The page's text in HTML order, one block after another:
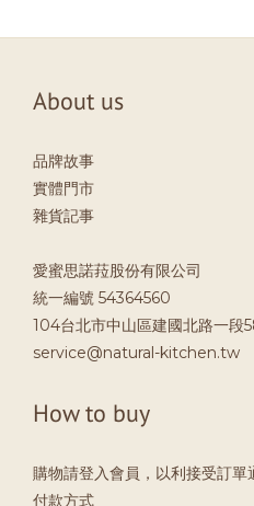
About us
品牌故事
實體門市
雜貨記事
愛蜜思諾菈股份有限公司
統一編號 54364560
104台北市中山區建國北路一段
service@natural-kitchen.tw
How to buy
購物請登入會員，以利接受訂單
付款方式